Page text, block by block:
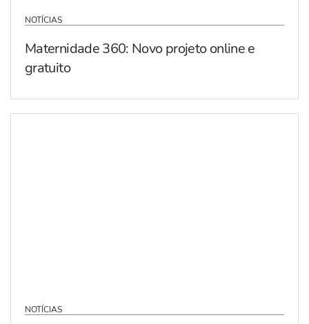
NOTÍCIAS
Maternidade 360: Novo projeto online e
gratuito
NOTÍCIAS